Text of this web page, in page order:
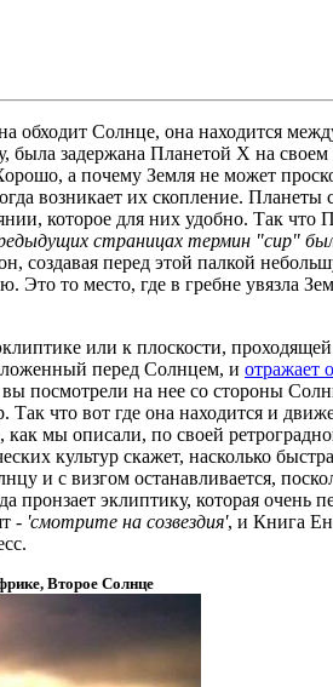
обходит Солнце, она находится
была задержана Планетой X на
а почему Земля не может
возникает их скопление.
которое для них удобно. Так
страницах термин "cup"
создавая перед этой палкой
Это то место, где в гребне увязла
или к плоскости, проходящей
перед Солнцем, и отражает
посмотрели на нее со стороны
что вот где она находится и
мы описали, по своей
культур скажет, насколько
и с визгом останавливается,
пронзает эклиптику, которая
- 'смотрите на созвездия', и Книга
Второе Солнце